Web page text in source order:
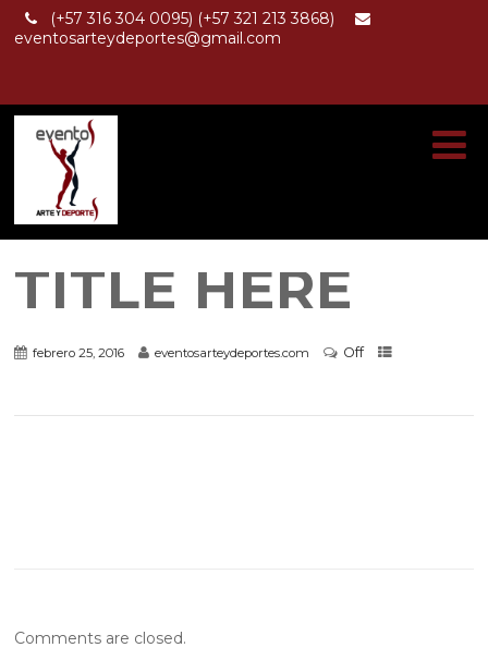
(+57 316 304 0095) (+57 321 213 3868)
eventosarteydeportes@gmail.com
TITLE HERE
febrero 25, 2016 eventosarteydeportes.com Off
Comments are closed.